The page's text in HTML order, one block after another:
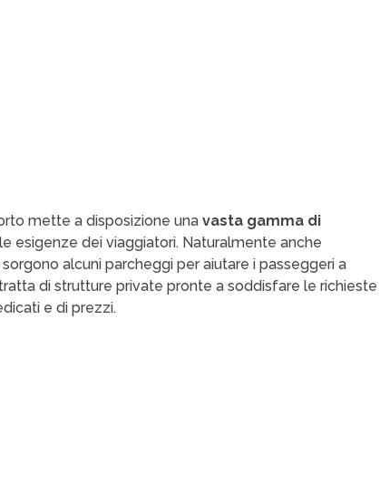
mette a disposizione una vasta gamma di
esigenze dei viaggiatori. Naturalmente anche
alcuni parcheggi per aiutare i passeggeri a
di strutture private pronte a soddisfare le richieste
e di prezzi.